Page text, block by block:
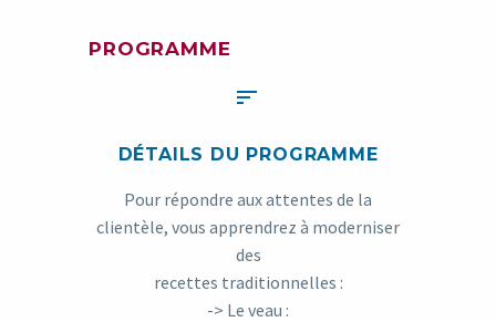
PROGRAMME


DÉTAILS DU PROGRAMME
Pour répondre aux attentes de la
clientèle, vous apprendrez à moderniser
des
recettes traditionnelles :
-> Le veau :